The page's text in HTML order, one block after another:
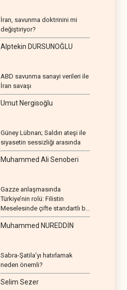
İran, savunma doktrinini mi
değiştiriyor?
Alptekin DURSUNOĞLU
ABD savunma sanayi verileri ile
İran savaşı
Umut Nergisoğlu
Güney Lübnan; Saldırı ateşi ile
siyasetin sessizliği arasında
Muhammed Ali Senoberi
Gazze anlaşmasında
Türkiye’nin rolü: Filistin
Meselesinde çifte standartlı bir
seyir
Muhammed NUREDDİN
Sabra-Şatila’yı hatırlamak
neden önemli?
Selim Sezer